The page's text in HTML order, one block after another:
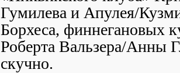
Гумилева и Апулея/
Борхеса, финнегановых
Роберта Вальзера/Анны
скучно.